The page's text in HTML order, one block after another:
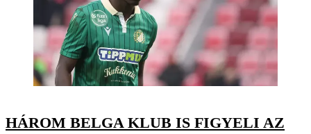
HÁROM BELGA KLUB IS FIGYELI AZ